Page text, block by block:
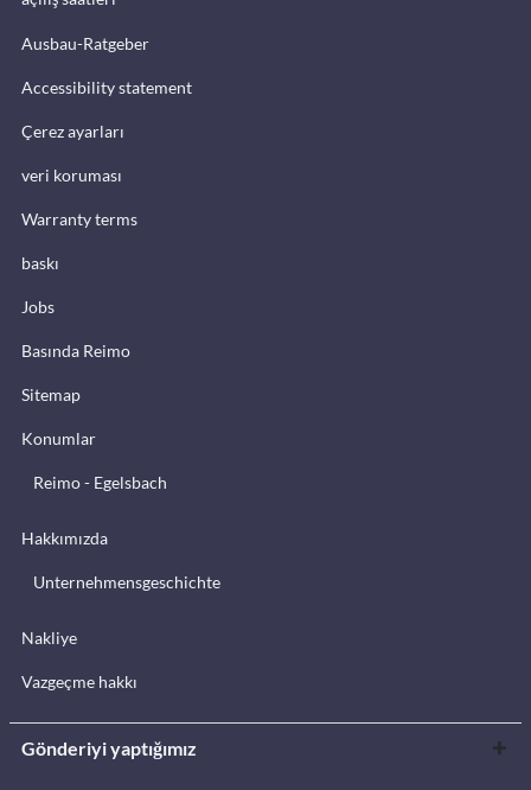
Ausbau-Ratgeber
Accessibility statement
Çerez ayarları
veri koruması
Warranty terms
baskı
Jobs
Basında Reimo
Sitemap
Konumlar
Reimo - Egelsbach
Hakkımızda
Unternehmensgeschichte
Nakliye
Vazgeçme hakkı
Gönderiyi yaptığımız